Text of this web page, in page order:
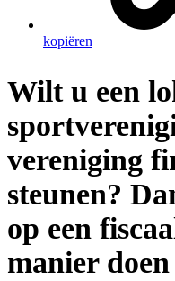
kopiëren
Wilt u een
vereniging
steunen?
op een
manier